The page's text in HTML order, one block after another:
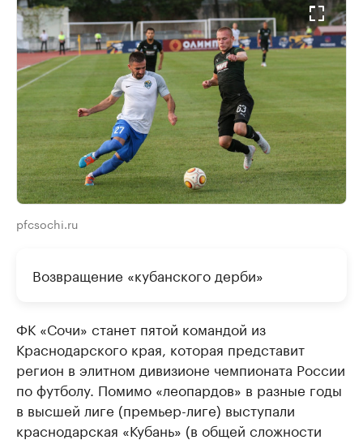
pfcsochi.ru
Возвращение «кубанского дерби»
ФК «Сочи» станет пятой командой из
Краснодарского края, которая представит
регион в элитном дивизионе чемпионата России
по футболу. Помимо «леопардов» в разные годы
в высшей лиге (премьер-лиге) выступали
краснодарская «Кубань» (в общей сложности